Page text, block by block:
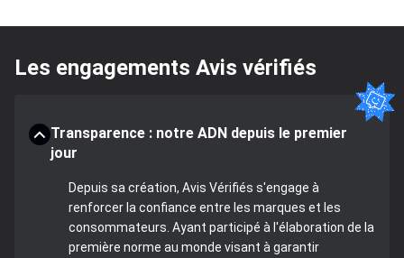
Les engagements Avis vérifiés
Transparence : notre ADN depuis le premier
jour
Depuis sa création, Avis Vérifiés s'engage à
renforcer la confiance entre les marques et les
consommateurs. Ayant participé à l'élaboration de la
première norme au monde visant à garantir